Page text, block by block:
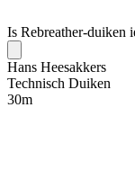
Is Rebreather-duiken
Hans Heesakkers
Technisch Duiken
30m